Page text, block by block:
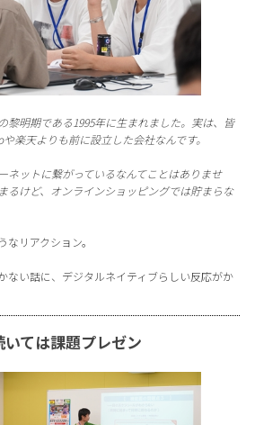
黎明期である1995年に生まれました。実は、皆
楽天よりも前に設立した会社なんです。
ネットに繋がっているなんてことはありませ
るけど、オンラインショッピングでは貯まらな
リアクション。
ない話に、デジタルネイティブらしい反応がか
ては課題プレゼン